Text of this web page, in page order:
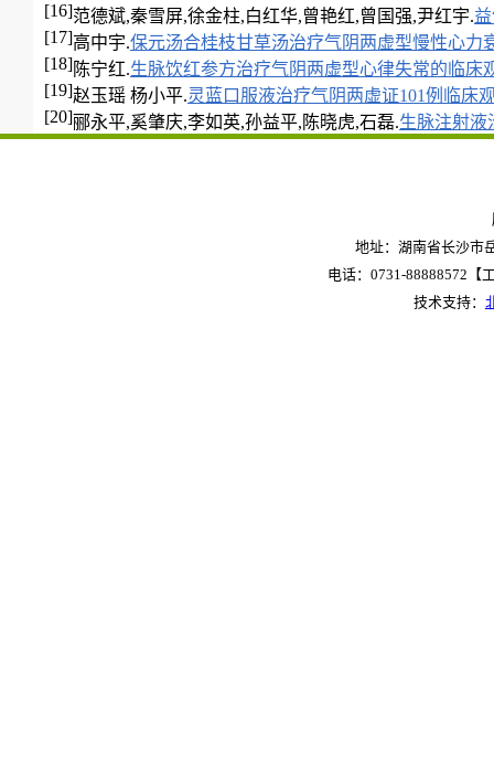
[16]范德斌,秦雪屏,徐金柱,白红华,曾艳红,曾国强,尹红宇.
[17]高中宇.保元汤合桂枝甘草汤治疗气阴两虚型慢性心力
[18]陈宁红.生脉饮红参方治疗气阴两虚型心律失常的临床
[19]赵玉瑶 杨小平.灵蓝口服液治疗气阴两虚证101例临床
[20]郦永平,奚肇庆,李如英,孙益平,陈晓虎,石磊.生脉注射液
地址：湖南省长沙市
电话：0731-88888572【
技术支持：